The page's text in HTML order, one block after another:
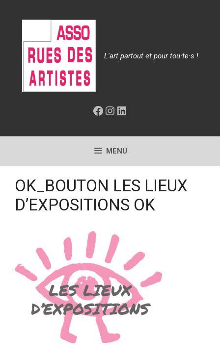
L'art partout et pour tou·te·s !
Facebook
Instagram
LinkedIn
MENU
OK_BOUTON LES LIEUX
D’EXPOSITIONS OK